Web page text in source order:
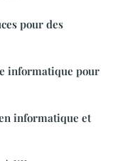
pour des
informatique pour
informatique et